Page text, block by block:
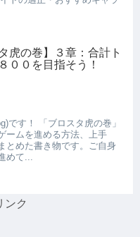
虎の巻】３章：合計ト
００を目指そう！
です！ 「ブロスタ虎の巻」
ームを進める方法、上手
とめた書き物です。ご自身
めて...
ンク